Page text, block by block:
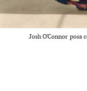
Josh O’Connor posa